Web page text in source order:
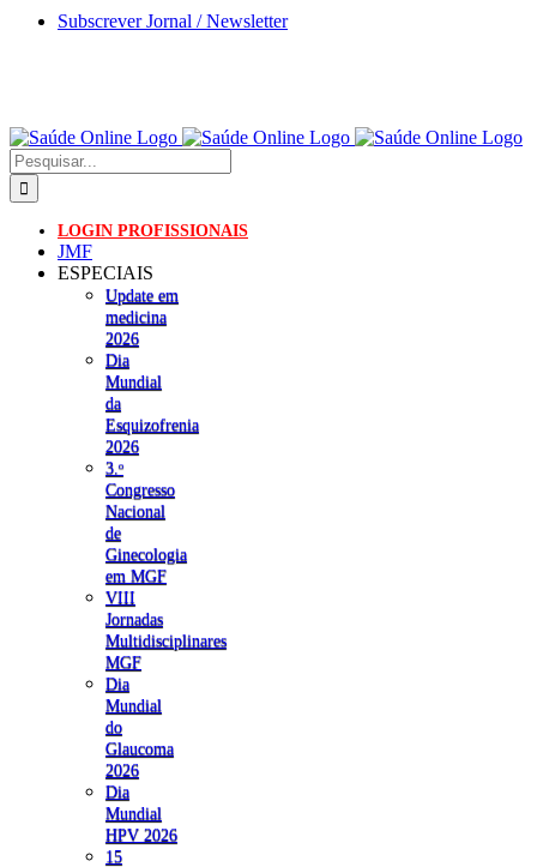
Skip
Subscrever Jornal / Newsletter
Pesquisar
LOGIN PROFISSIONAIS
JMF
ESPECIAIS
Update em
medicina
2026
Dia
Mundial
da
Esquizofrenia
2026
3.ᵒ
Congresso
Nacional
de
Ginecologia
em MGF
VIII
Jornadas
Multidisciplinares
MGF
Dia
Mundial
do
Glaucoma
2026
Dia
Mundial
HPV 2026
15